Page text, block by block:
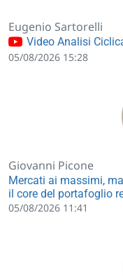
Eugenio Sartorelli
Video Analisi
05/08/2026 15:28
Giovanni Picone
Mercati ai massimi,
il core del portafoglio
05/08/2026 11:41